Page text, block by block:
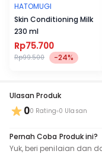
HATOMUGI
Skin Conditioning Milk
230 ml
Rp75.700
Rp99.500 -24%
Ulasan Produk
00 Rating 0 Ulasan
Pernah Coba Produk ini?
Yuk, beri penilaian dan